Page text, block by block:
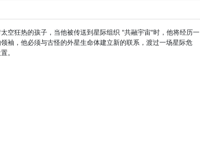
空狂热的孩子，当他被传送到星际组织 "共融宇宙"时，他将经历一
袖，他必须与古怪的外星生命体建立新的联系，渡过一场星际危
。